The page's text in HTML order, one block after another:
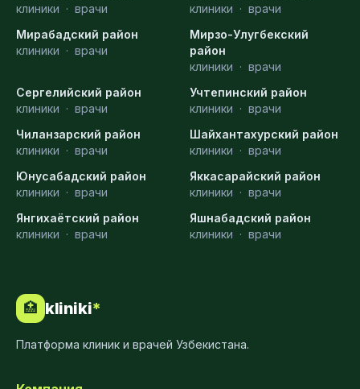
клиники · врачи
клиники · врачи
Мирабадский район
клиники · врачи
Мирзо-Улугбекский
район
клиники · врачи
Сергелийский район
клиники · врачи
Учтепинский район
клиники · врачи
Чиланзарский район
клиники · врачи
Шайхантахурский район
клиники · врачи
Юнусабадский район
клиники · врачи
Яккасарайский район
клиники · врачи
Янгихаётский район
клиники · врачи
Яшнабадский район
клиники · врачи
🏥 kliniki*
Платформа клиник и врачей Узбекистана.